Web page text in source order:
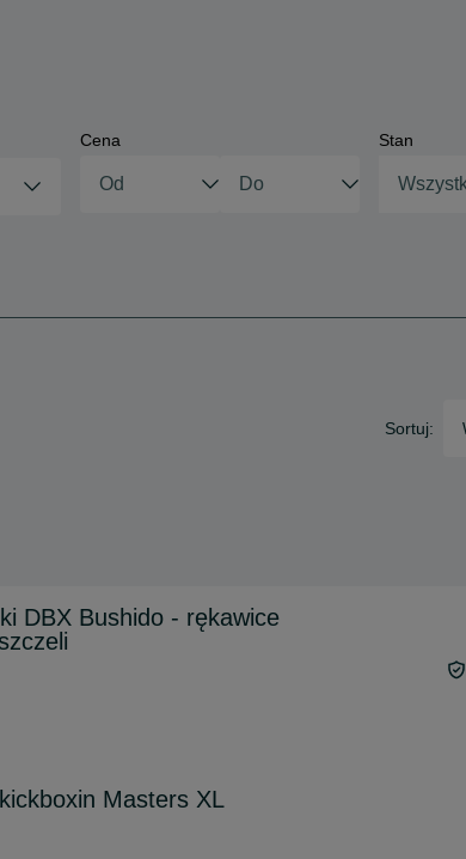
Cena Stan
Sortuj:
DBX Bushido - rękawice
Masters XL